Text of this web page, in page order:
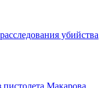
убийства
пистолета Макарова